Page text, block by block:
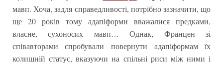
мавп. Хоча, задля справедливості, потрібно зазначити, що
ще 20 років тому адапіформи вважалися предками,
власне, сухоносих мавп… Однак, Францен зі
співавторами спробували повернути адапіформам їх
колишній статус, вказуючи на спільні риси між ними і